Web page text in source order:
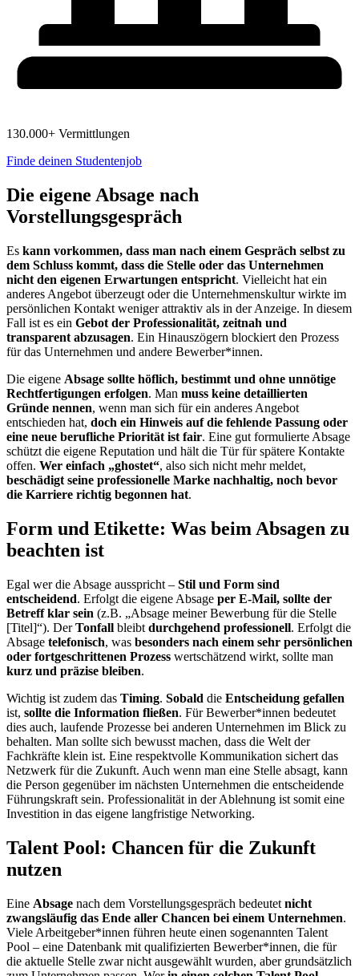
130.000+ Vermittlungen
Finde deinen Studentenjob
Die eigene Absage nach
Vorstellungsgespräch
Es kann vorkommen, dass man nach einem Gespräch selbst zu
dem Schluss kommt, dass die Stelle oder das Unternehmen
nicht den eigenen Erwartungen entspricht. Vielleicht hat ein
anderes Angebot überzeugt oder die Unternehmenskultur wirkte im
persönlichen Kontakt weniger attraktiv als in der Anzeige. In diesem
Fall ist es ein Gebot der Professionalität, zeitnah und
transparent abzusagen. Ein Hinauszögern blockiert den Prozess
für das Unternehmen und andere Bewerber*innen.
Die eigene Absage sollte höflich, bestimmt und ohne unnötige
Rechtfertigungen erfolgen. Man muss keine detaillierten
Gründe nennen, wenn man sich für ein anderes Angebot
entschieden hat, doch ein Hinweis auf die fehlende Passung oder
eine neue berufliche Priorität ist fair. Eine gut formulierte Absage
schützt die eigene Reputation und hält die Tür für spätere Kontakte
offen. Wer einfach „ghostet“, also sich nicht mehr meldet,
beschädigt seine professionelle Marke nachhaltig, noch bevor
die Karriere richtig begonnen hat.
Form und Etikette: Was beim Absagen zu
beachten ist
Egal wer die Absage ausspricht – Stil und Form sind
entscheidend. Erfolgt die eigene Absage per E-Mail, sollte der
Betreff klar sein (z.B. „Absage meiner Bewerbung für die Stelle
[Titel]“). DerTonfall bleibt durchgehend professionell. Erfolgt die
Absage telefonisch, was besonders nach einem sehr persönlichen
oder fortgeschrittenen Prozess wertschätzend wirkt, sollte man
kurz und präzise bleiben.
Wichtig ist zudem das Timing. Sobald die Entscheidung gefallen
ist, sollte die Information fließen. Für Bewerber*innen bedeutet
dies auch, laufende Prozesse bei anderen Unternehmen im Blick zu
behalten. Man sollte sich bewusst machen, dass die Welt der
Fachkräfte klein ist. Eine respektvolle Kommunikation sichert das
Netzwerk für die Zukunft. Auch wenn man eine Stelle absagt, kann
die Person gegenüber im nächsten Unternehmen die entscheidende
Führungskraft sein. Professionalität in der Ablehnung ist somit eine
Investition in das eigene langfristige Networking.
Talent Pool: Chancen für die Zukunft
nutzen
Eine Absage nach dem Vorstellungsgespräch bedeutet nicht
zwangsläufig das Ende aller Chancen bei einem Unternehmen.
Viele Arbeitgeber*innen führen heute einen sogenannten Talent
Pool – eine Datenbank mit qualifizierten Bewerber*innen, die für
die aktuelle Stelle zwar nicht ausgewählt wurden, aber grundsätzlich